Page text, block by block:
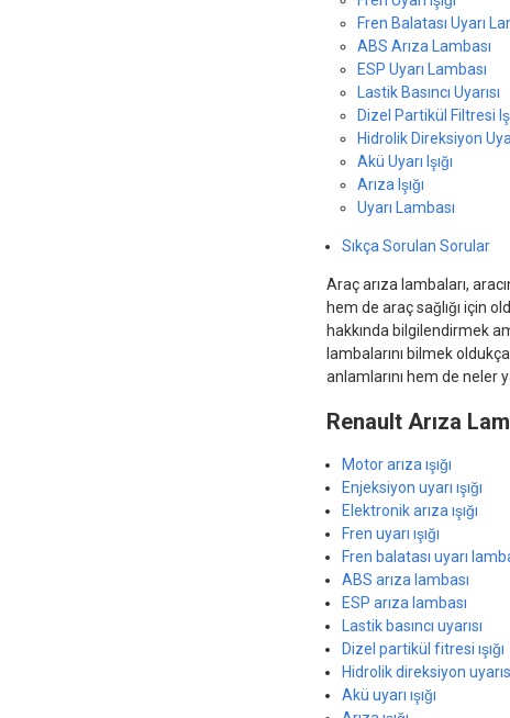
Fren Balatası Uyarı
ABS Arıza Lambası
ESP Uyarı Lambası
Lastik Basıncı Uyarısı
Dizel Partikül Filtresi
Hidrolik Direksiyon
Akü Uyarı Işığı
Arıza Işığı
Uyarı Lambası
Sıkça Sorulan Sorular
Araç arıza lambaları,
hem de araç sağlığı için
hakkında bilgilendirmek
lambalarını bilmek
anlamlarını hem de neler
Renault Arıza
Motor arıza ışığı
Enjeksiyon uyarı ışığı
Elektronik arıza ışığı
Fren uyarı ışığı
Fren balatası uyarı
ABS arıza lambası
ESP arıza lambası
Lastik basıncı uyarısı
Dizel partikül fitresi ışığı
Hidrolik direksiyon
Akü uyarı ışığı